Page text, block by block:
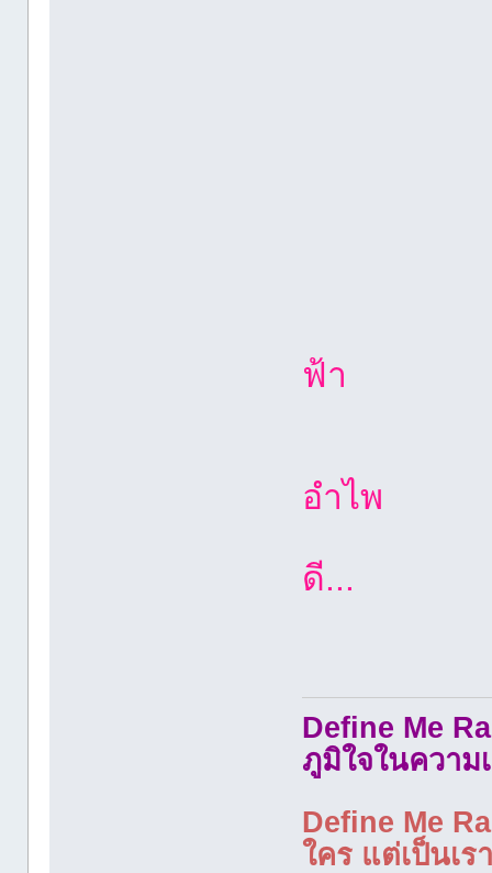
ฟ้า
อำไพ
ดี...
Define Me
ภูมิใจในความ
Define Me
ใคร แต่เป็นเ